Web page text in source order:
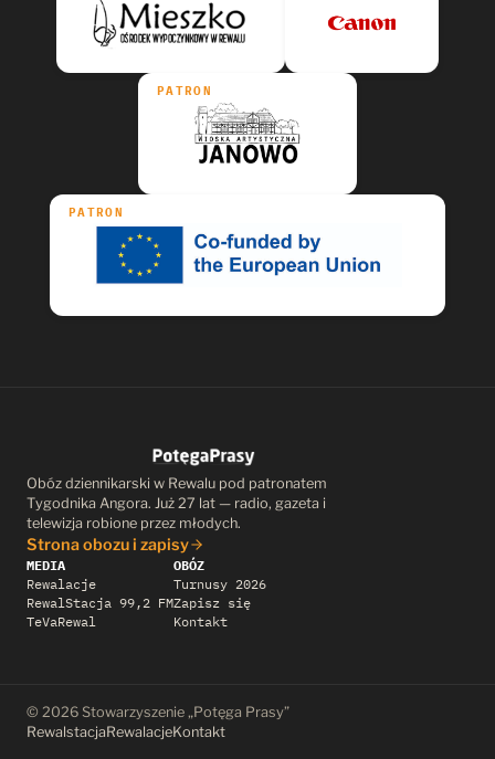
PATRON
PATRON
Obóz dziennikarski w Rewalu pod patronatem
Tygodnika Angora. Już 27 lat — radio, gazeta i
telewizja robione przez młodych.
Strona obozu i zapisy
MEDIA
Rewalacje
RewalStacja 99,2 FM
TeVaRewal
OBÓZ
Turnusy 2026
Zapisz się
Kontakt
© 2026 Stowarzyszenie „Potęga Prasy”
RewalstacjaRewalacjeKontakt